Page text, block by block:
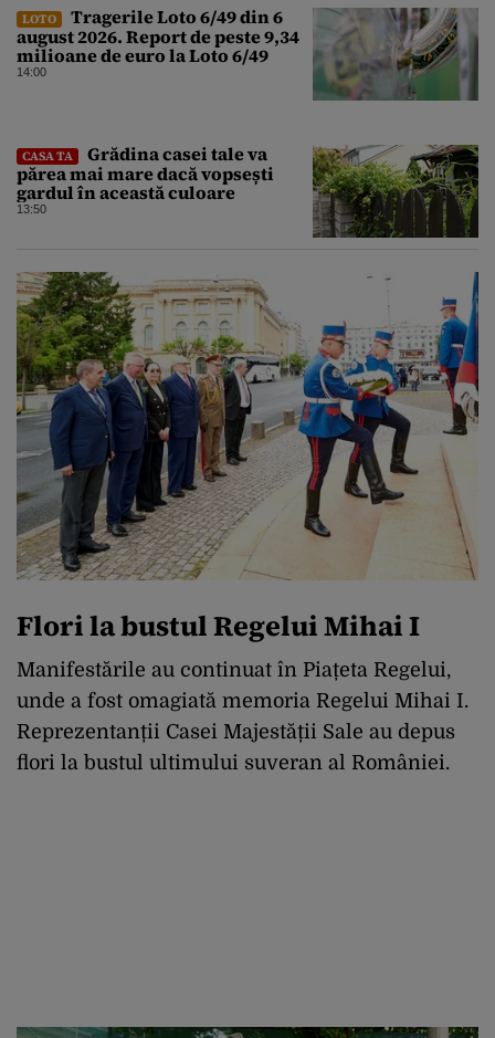
LOTO
Tragerile Loto 6/49 din 6
august 2026. Report de peste 9,34
milioane de euro la Loto 6/49
14:00
CASA TA
Grădina casei tale va
părea mai mare dacă vopsești
gardul în această culoare
13:50
Flori la bustul Regelui Mihai I
Manifestările au continuat în Piațeta Regelui,
unde a fost omagiată memoria Regelui Mihai I.
Reprezentanții Casei Majestății Sale au depus
flori la bustul ultimului suveran al României.